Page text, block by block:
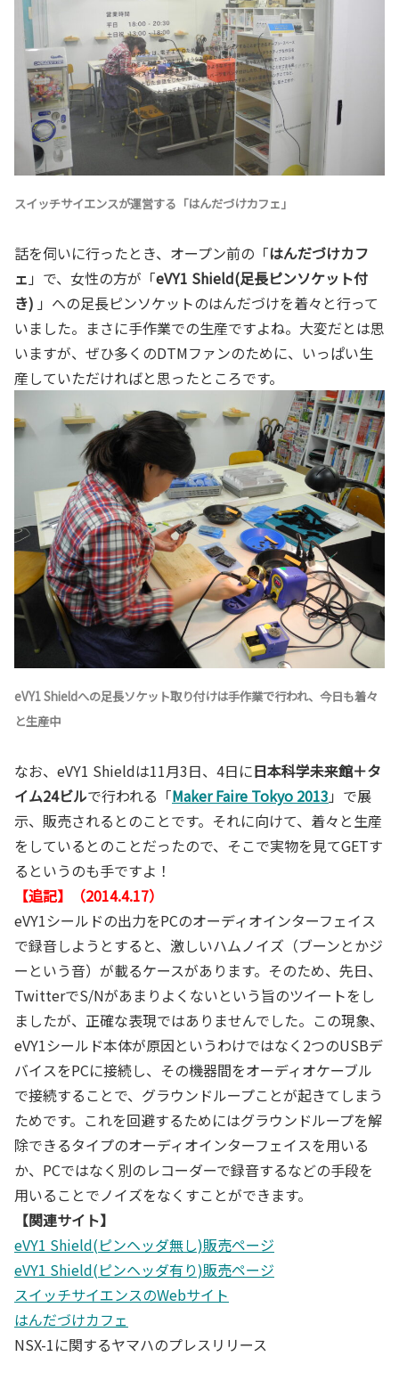
スイッチサイエンスが運営する「はんだづけカフェ」
話を伺いに行ったとき、オープン前の「はんだづけカフ
ェ 」で、女性の方が「eVY1 Shield(足長ピンソケット付
き) 」への足長ピンソケットのはんだづけを着々と行って
いました。まさに手作業での生産ですよね。大変だとは思
いますが、ぜひ多くのDTMファンのために、いっぱい生
産していただければと思ったところです。
eVY1 Shieldへの足長ソケット取り付けは手作業で行われ、今日も着々
と生産中
なお、eVY1 Shieldは11月3日、4日に日本科学未来館＋タ
イム24ビルで行われる「Maker Faire Tokyo 2013 」で展
示、販売されるとのことです。それに向けて、着々と生産
をしているとのことだったので、そこで実物を見てGETす
るというのも手ですよ！
【追記】（2014.4.17）
eVY1シールドの出力をPCのオーディオインターフェイス
で録音しようとすると、激しいハムノイズ（ブーンとかジ
ーという音）が載るケースがあります。そのため、先日、
TwitterでS/Nがあまりよくないという旨のツイートをし
ましたが、正確な表現ではありませんでした。この現象、
eVY1シールド本体が原因というわけではなく2つのUSBデ
バイスをPCに接続し、その機器間をオーディオケーブル
で接続することで、グラウンドループことが起きてしまう
ためです。これを回避するためにはグラウンドループを解
除できるタイプのオーディオインターフェイスを用いる
か、PCではなく別のレコーダーで録音するなどの手段を
用いることでノイズをなくすことができます。
【関連サイト】
eVY1 Shield(ピンヘッダ無し)販売ページ
eVY1 Shield(ピンヘッダ有り)販売ページ
スイッチサイエンスのWebサイト
はんだづけカフェ
NSX-1に関するヤマハのプレスリリース